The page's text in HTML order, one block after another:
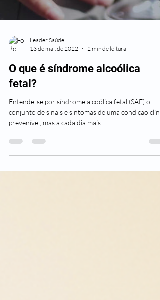
13 de mai. de 2022
2 min de leitura
O que é síndrome alcoólica
fetal?
Entende-se por síndrome alcoólica fetal (SAF) o
conjunto de sinais e sintomas de uma condição
prevenível, mas a cada dia mais...